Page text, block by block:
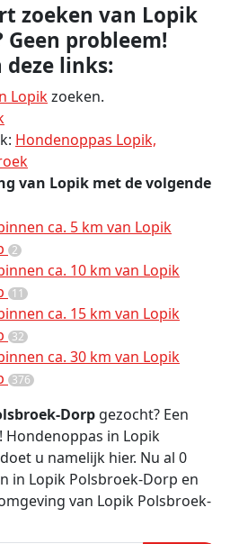
zoeken van Lopik
Geen probleem!
deze links:
Lopikzoeken.
Hondenoppas Lopik,
van Lopik met de volgende
ca. 5 km van Lopik
2
ca. 10 km van Lopik
11
ca. 15 km van Lopik
32
ca. 30 km van Lopik
376
Dorp gezocht? Een
Hondenoppas in Lopik
u namelijk hier. Nu al 0
in Lopik Polsbroek-Dorp en
van Lopik Polsbroek-